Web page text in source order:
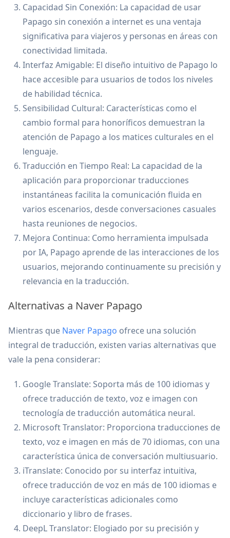
Capacidad Sin Conexión: La capacidad de usar
Papago sin conexión a internet es una ventaja
significativa para viajeros y personas en áreas con
conectividad limitada.
Interfaz Amigable: El diseño intuitivo de Papago lo
hace accesible para usuarios de todos los niveles
de habilidad técnica.
Sensibilidad Cultural: Características como el
cambio formal para honoríficos demuestran la
atención de Papago a los matices culturales en el
lenguaje.
Traducción en Tiempo Real: La capacidad de la
aplicación para proporcionar traducciones
instantáneas facilita la comunicación fluida en
varios escenarios, desde conversaciones casuales
hasta reuniones de negocios.
Mejora Continua: Como herramienta impulsada
por IA, Papago aprende de las interacciones de los
usuarios, mejorando continuamente su precisión y
relevancia en la traducción.
Alternativas a Naver Papago
Mientras que Naver Papago ofrece una solución
integral de traducción, existen varias alternativas que
vale la pena considerar:
Google Translate: Soporta más de 100 idiomas y
ofrece traducción de texto, voz e imagen con
tecnología de traducción automática neural.
Microsoft Translator: Proporciona traducciones de
texto, voz e imagen en más de 70 idiomas, con una
característica única de conversación multiusuario.
iTranslate: Conocido por su interfaz intuitiva,
ofrece traducción de voz en más de 100 idiomas e
incluye características adicionales como
diccionario y libro de frases.
DeepL Translator: Elogiado por su precisión y